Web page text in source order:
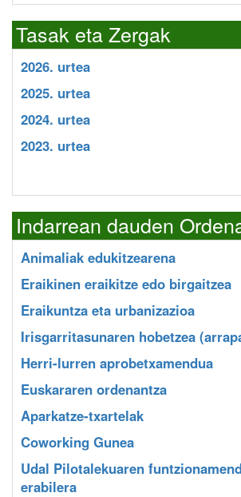
Tasak eta Zergak
2026. urtea
2025. urtea
2024. urtea
2023. urtea
Indarrean dauden
Animaliak edukitzearena
Eraikinen eraikitze edo birgaitzea
Eraikuntza eta urbanizazioa
Irisgarritasunaren hobetzea
Herri-lurren aprobetxamendua
Euskararen ordenantza
Aparkatze-txartelak
Coworking Gunea
Udal Pilotalekuaren
erabilera